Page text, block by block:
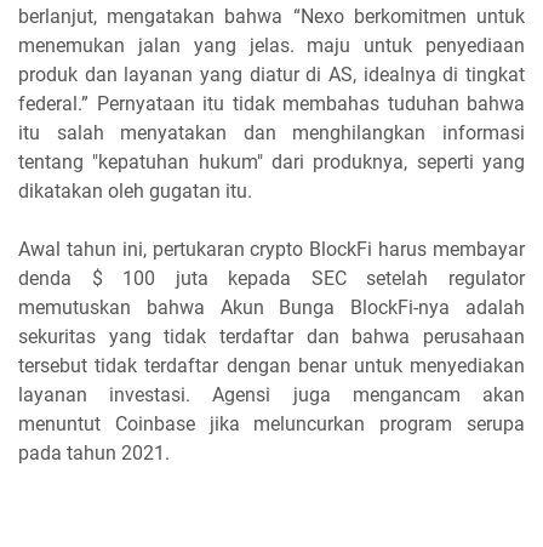
berlanjut, mengatakan bahwa “Nexo berkomitmen untuk
menemukan jalan yang jelas. maju untuk penyediaan
produk dan layanan yang diatur di AS, idealnya di tingkat
federal.” Pernyataan itu tidak membahas tuduhan bahwa
itu salah menyatakan dan menghilangkan informasi
tentang "kepatuhan hukum" dari produknya, seperti yang
dikatakan oleh gugatan itu.
Awal tahun ini, pertukaran crypto BlockFi harus membayar
denda $ 100 juta kepada SEC setelah regulator
memutuskan bahwa Akun Bunga BlockFi-nya adalah
sekuritas yang tidak terdaftar dan bahwa perusahaan
tersebut tidak terdaftar dengan benar untuk menyediakan
layanan investasi. Agensi juga mengancam akan
menuntut Coinbase jika meluncurkan program serupa
pada tahun 2021.